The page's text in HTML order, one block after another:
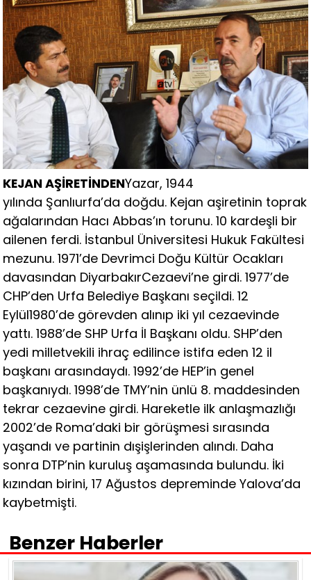
KEJAN AŞİRETİNDENYazar, 1944
yılında Şanlıurfa’da doğdu. Kejan aşiretinin toprak
ağalarından Hacı Abbas’ın torunu. 10 kardeşli bir
ailenen ferdi. İstanbul Üniversitesi Hukuk Fakültesi
mezunu. 1971’de Devrimci Doğu Kültür Ocakları
davasından DiyarbakırCezaevi’ne girdi. 1977’de
CHP’den Urfa Belediye Başkanı seçildi. 12
Eylül1980’de görevden alınıp iki yıl cezaevinde
yattı. 1988’de SHP Urfa İl Başkanı oldu. SHP’den
yedi milletvekili ihraç edilince istifa eden 12 il
başkanı arasındaydı. 1992’de HEP’in genel
başkanıydı. 1998’de TMY’nin ünlü 8. maddesinden
tekrar cezaevine girdi. Hareketle ilk anlaşmazlığı
2002’de Roma’daki bir görüşmesi sırasında
yaşandı ve partinin dışişlerinden alındı. Daha
sonra DTP’nin kuruluş aşamasında bulundu. İki
kızından birini, 17 Ağustos depreminde Yalova’da
kaybetmişti.
Benzer Haberler